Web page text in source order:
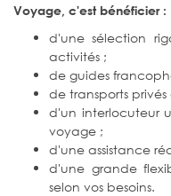
Voyage, c'est bénéficier :
d'une sélection
activités ;
de guides
de transports
d'un interlocuteur
voyage ;
d'une assistance
d'une grande
selon vos besoins.